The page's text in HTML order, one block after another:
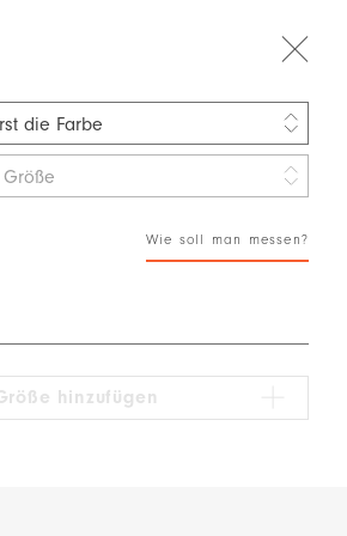
die Farbe
TENCEL™ Lyocell / 40% Baumwolle
100% Baumwolle
100% Bio-Baumwolle
Wie soll man messen?
hinzufügen